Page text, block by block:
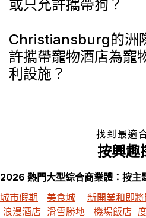
或只允許攜帶狗？
Christiansburg的洲
許攜帶寵物酒店為寵
利設施？
找到最適
按興趣
2026 熱門大型綜合商業體：按主
城市假期
美食城 新開業和即
浪漫酒店 滑雪勝地 機場飯店